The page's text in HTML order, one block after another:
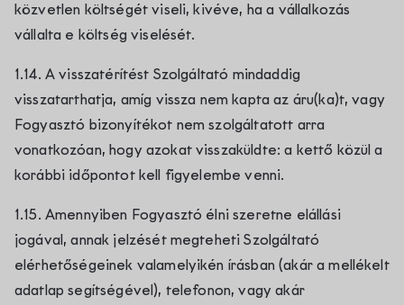
közvetlen költségét viseli, kivéve, ha a vállalkozás
vállalta e költség viselését.
1.14. A visszatérítést Szolgáltató mindaddig
visszatarthatja, amíg vissza nem kapta az áru(ka)t, vagy
Fogyasztó bizonyítékot nem szolgáltatott arra
vonatkozóan, hogy azokat visszaküldte: a kettő közül a
korábbi időpontot kell figyelembe venni.
1.15. Amennyiben Fogyasztó élni szeretne elállási
jogával, annak jelzését megteheti Szolgáltató
elérhetőségeinek valamelyikén írásban (akár a mellékelt
adatlap segítségével), telefonon, vagy akár